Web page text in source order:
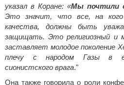
указал в Коране: «Мы почтили
Это значит, что все, на кого
качества, должны быть
защищать. Это религиозный и
заставляет молодое поколение
плечу с народом Газы в
сионистского врага."
Она также говорила о роли